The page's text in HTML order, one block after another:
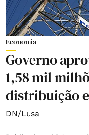
Economia
Governo
1,58 mil
distribuição
DN/Lusa